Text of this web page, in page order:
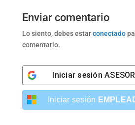
Enviar comentario
Lo siento, debes estarconectado
comentario.
Iniciar sesión
Iniciar sesión